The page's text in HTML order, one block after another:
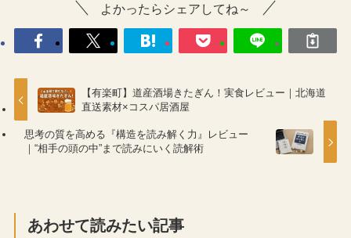
よかったらシェアしてね～
【有楽町】道産酒場きたぎん！実食レビュー｜北海道
直送素材×コスパ居酒屋
思考の質を高める『構造を読み解く力』レビュー
｜“相手の頭の中”まで読みにいく読解術
あわせて読みたい記事